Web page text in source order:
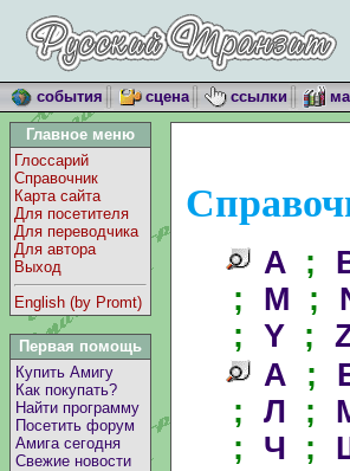
события сцена ссылки
Главное меню
Глоссарий
Справочник
Карта сайта
Для посетителя
Для переводчика
Для автора
Выход
English (by Promt)
Первая помощь
Купить Амигу
Как покупать?
Найти программу
Посетить форум
Амига сегодня
Свежие новости
A ;
; M ;
; Y ;
А ;
; Л ;
; Ч ;